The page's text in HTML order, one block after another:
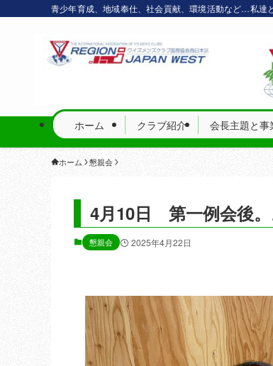
青少年育成、地域奉仕、社会貢献、環境活動など…私達
ホーム クラブ紹介 会長主題と事
ホーム 懇親会
4月10日 第一例会後
懇親会 2025年4月22日